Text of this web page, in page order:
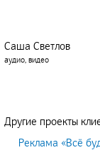
Саша Светлов
аудио, видео
Другие проекты
Реклама «Всё